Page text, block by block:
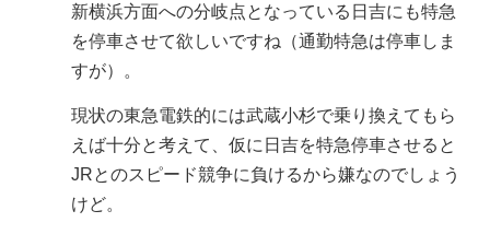
新横浜方面への分岐点となっている日吉にも特急
を停車させて欲しいですね（通勤特急は停車しま
すが）。
現状の東急電鉄的には武蔵小杉で乗り換えてもら
えば十分と考えて、仮に日吉を特急停車させると
JRとのスピード競争に負けるから嫌なのでしょう
けど。